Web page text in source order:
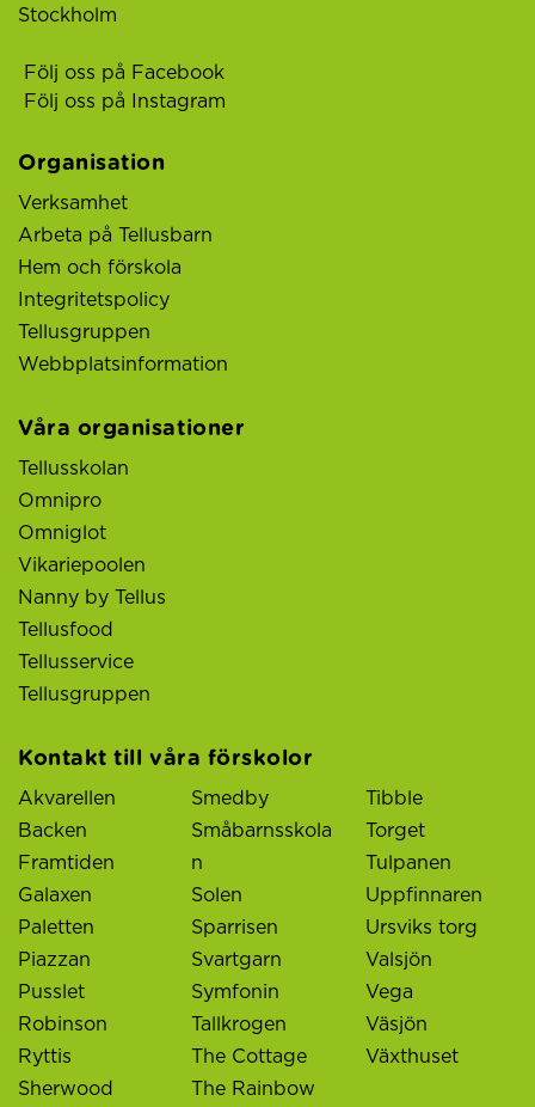
Stockholm
Följ oss på Facebook
Följ oss på Instagram
Organisation
Verksamhet
Arbeta på Tellusbarn
Hem och förskola
Integritetspolicy
Tellusgruppen
Webbplatsinformation
Våra organisationer
Tellusskolan
Omnipro
Omniglot
Vikariepoolen
Nanny by Tellus
Tellusfood
Tellusservice
Tellusgruppen
Kontakt till våra förskolor
Akvarellen
Backen
Framtiden
Galaxen
Paletten
Piazzan
Pusslet
Robinson
Ryttis
Sherwood
Smedby
Småbarnsskola
n
Solen
Sparrisen
Svartgarn
Symfonin
Tallkrogen
The Cottage
The Rainbow
Tibble
Torget
Tulpanen
Uppfinnaren
Ursviks torg
Valsjön
Vega
Väsjön
Växthuset